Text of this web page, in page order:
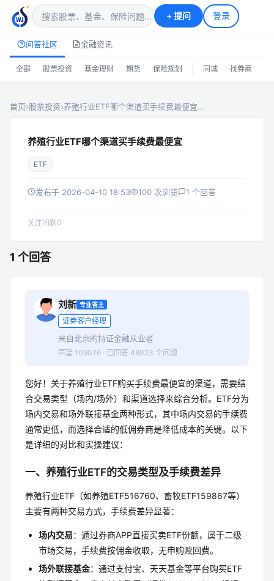
+提问 登录
问答社区 金融资讯
全部 股票投资 基金理财 期货 保险规划 同城 找券商
首页›股票投资›养殖行业ETF哪个渠道买手续费最便宜…
养殖行业ETF哪个渠道买手续费最便宜
ETF
发布于 2026-04-10 18:53 100 次浏览 1 个回答
关注问题0
1 个回答
刘新 专业答主
证券客户经理
来自北京的持证金融从业者
声望 109076 · 已回答 48023 个问题
您好！关于养殖行业ETF购买手续费最便宜的渠道，需要结
合交易类型（场内/场外）和渠道选择来综合分析。ETF分为
场内交易和场外联接基金两种形式，其中场内交易的手续费
通常更低，而选择合适的低佣券商是降低成本的关键。以下
是详细的对比和实操建议：
一、养殖行业ETF的交易类型及手续费差异
养殖行业ETF（如养殖ETF516760、畜牧ETF159867等）
主要有两种交易方式，手续费差异显著：
场内交易：通过券商APP直接买卖ETF份额，属于二级
市场交易，手续费按佣金收取，无申购赎回费。
场外联接基金：通过支付宝、天天基金等平台购买ETF